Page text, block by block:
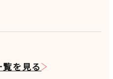
覧を見る